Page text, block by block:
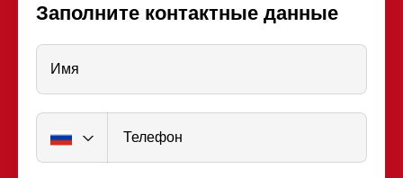
Заполните контактные данные
Имя
Телефон